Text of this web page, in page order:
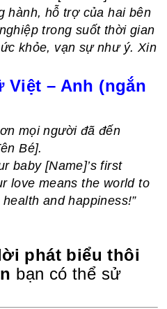
hành, hỗ trợ của hai bên
trong suốt thời gian
khỏe, vạn sự như ý. Xin
Việt – Anh (ngắn
mọi người đã đến
Bé].
baby [Name]’s first
love means the world to
and happiness!”
phát biểu thôi
bạn có thể sử